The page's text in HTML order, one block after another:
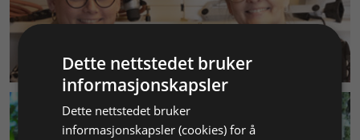
KUNDESERVICE
Dette nettstedet bruker
informasjonskapsler
Dette nettstedet bruker
informasjonskapsler (cookies) for å